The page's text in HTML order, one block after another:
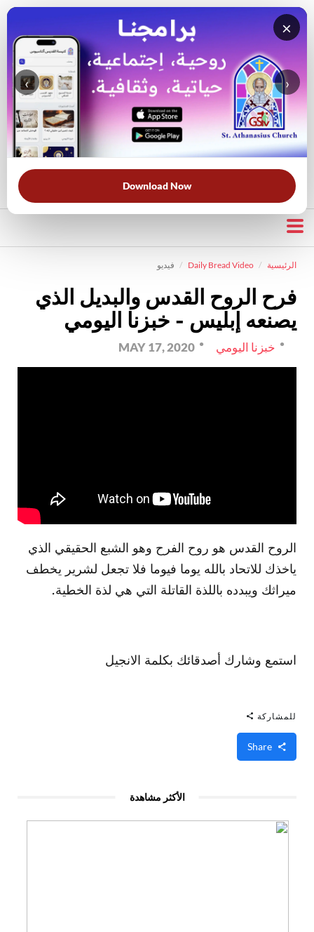
×
‹ ›
Download Now
قناة الراعي الصالح
الخلاص الحرب الروحية
الرئيسية Daily Bread Video فيديو
فرح الروح القدس والبديل الذي
يصنعه إبليس - خبزنا اليومي
خبزنا اليومي MAY 17, 2020
الروح القدس هو روح الفرح وهو الشبع الحقيقي الذي
ياخذك للاتحاد بالله يوما فيوما فلا تجعل لشرير يخطف
ميراثك ويبدده باللذة القاتلة التي هي لذة الخطية.
استمع وشارك أصدقائك بكلمة الانجيل
للمشاركة
الأكثر مشاهدة